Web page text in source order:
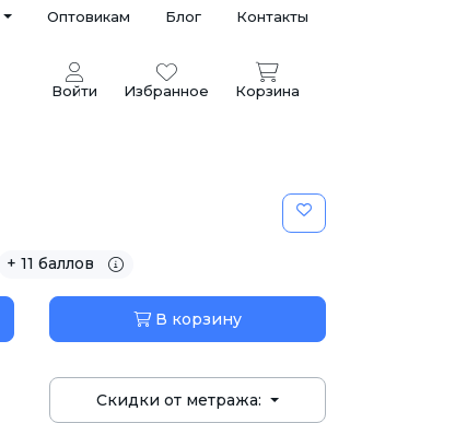
Оптовикам Блог Контакты
Войти Избранное Корзина
+ 11 баллов
В корзину
Скидки от метража: